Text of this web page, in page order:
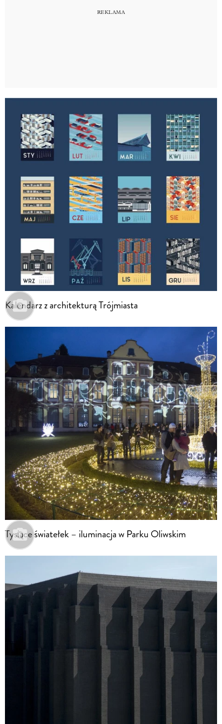
Kalendarz z architekturą Trójmiasta
Tysiące światełek – iluminacja w Parku Oliwskim